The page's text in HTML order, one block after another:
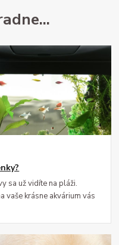
sa už vidíte na pláži.
vaše krásne akvárium vás